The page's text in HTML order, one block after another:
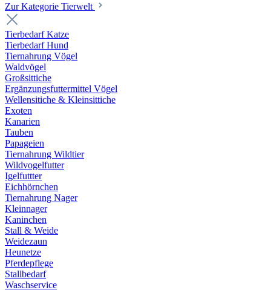
Zur Kategorie Tierwelt
Tierbedarf Katze
Tierbedarf Hund
Tiernahrung Vögel
Waldvögel
Großsittiche
Ergänzungsfuttermittel Vögel
Wellensitiche & Kleinsittiche
Exoten
Kanarien
Tauben
Papageien
Tiernahrung Wildtier
Wildvogelfutter
Igelfuttter
Eichhörnchen
Tiernahrung Nager
Kleinnager
Kaninchen
Stall & Weide
Weidezaun
Heunetze
Pferdepflege
Stallbedarf
Waschservice